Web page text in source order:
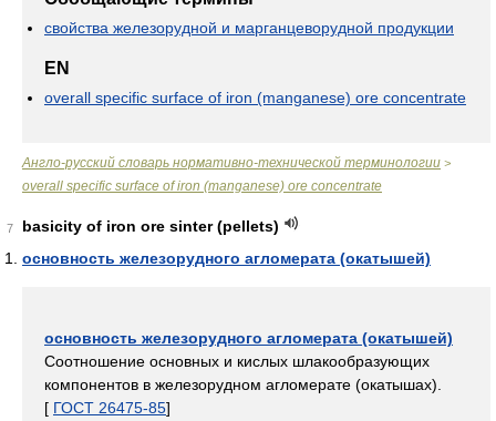
свойства железорудной и марганцеворудной продукции
EN
overall specific surface of iron (manganese) ore concentrate
Англо-русский словарь нормативно-технической терминологии >
overall specific surface of iron (manganese) ore concentrate
7
basicity of iron ore sinter (pellets)
основность железорудного агломерата (окатышей)
основность железорудного агломерата (окатышей)
Соотношение основных и кислых шлакообразующих
компонентов в железорудном агломерате (окатышах).
[ ГОСТ 26475-85]